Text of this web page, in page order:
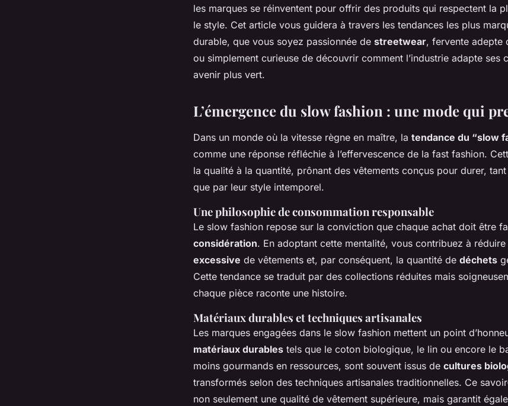
les marques se réinventent pour offrir des produits qui respectent la
le style. Cet article vous guidera à travers les tendances les plus
durable, que vous soyez passionnée de streetwear, fervente adepte
ou simplement curieuse de découvrir comment l’industrie adapte ses
avenir plus vert.
L’émergence du slow fashion : une mode qui
Dans un monde où la vitesse règne en maître, la tendance du “slow
comme une réponse réfléchie à l’effervescence de la fast fashion.
la qualité à la quantité, prônant des vêtements conçus pour durer,
que par leur style intemporel.
Une philosophie de consommation responsable
Le slow fashion repose sur la conviction que chaque achat doit être
considération. En adoptant cette mentalité, vous contribuez à
excessive de vêtements et, par conséquent, la quantité de déchets
Cette tendance se traduit par des collections réduites mais
chaque pièce raconte une histoire.
Matériaux durables et techniques artisanales
Les marques engagées dans le slow fashion mettent un point
matériaux durables tels que le coton biologique, le lin ou encore le
moins gourmands en ressources, sont souvent issus de cultures
transformés selon des techniques artisanales traditionnelles. Ce
non seulement une qualité de vêtement supérieure, mais garantit